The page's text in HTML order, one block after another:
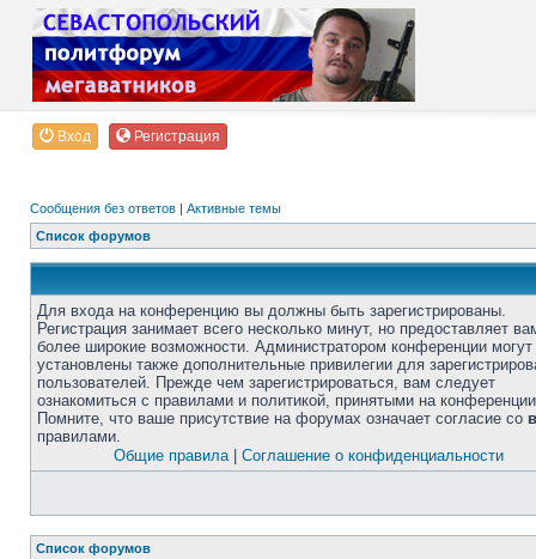
Вход Регистрация
Сообщения без ответов | Активные темы
Список форумов
Для входа на конференцию вы должны быть зарегистрированы.
Регистрация занимает всего несколько минут, но предоставляет
более широкие возможности. Администратором конференции
установлены также дополнительные привилегии для
пользователей. Прежде чем зарегистрироваться, вам следует
ознакомиться с правилами и политикой, принятыми на
Помните, что ваше присутствие на форумах означает согласие со
правилами.
Общие правила| Соглашение о конфиденциальности
Список форумов